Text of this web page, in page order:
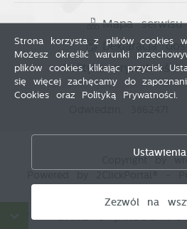
Mapa serwisu
Deklaracja
Polityka prywatności
Strona korzysta z plików cookies
Możesz określić warunki
plików cookies klikając przycisk
się więcej zachęcamy do
Cookies oraz Polityką Prywatności.
Ustawienia
Zezwól na
Zezwól na